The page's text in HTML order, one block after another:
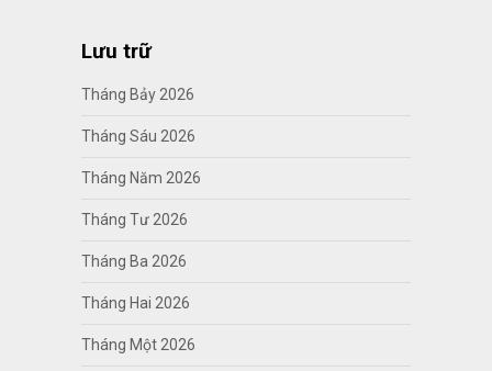
Lưu trữ
Tháng Bảy 2026
Tháng Sáu 2026
Tháng Năm 2026
Tháng Tư 2026
Tháng Ba 2026
Tháng Hai 2026
Tháng Một 2026